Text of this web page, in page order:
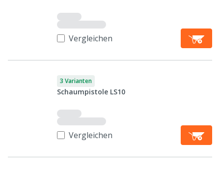
Vergleichen
3 Varianten
Schaumpistole LS10
Vergleichen